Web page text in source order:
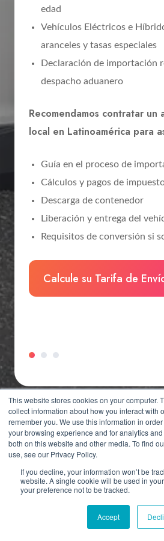
This website stores cookies on your computer.
collect information about how you interact with
remember you. We use this information in
your browsing experience and for analytics
both on this website and other media. To find
use, see our Privacy Policy.
If you decline, your information won’t be
website. A single cookie will be used in
your preference not to be tracked.
Accept
edad
Vehículos Eléctricos e
aranceles y tasas especiales
Declaración de importación
despacho aduanero
Recomendamos contratar un
local en Latinoamérica para
Guía en el proceso de
Cálculos y pagos de
Descarga de contenedor
Liberación y entrega del
Requisitos de conversión si
Calcule su Tarifa de
West Coast
las